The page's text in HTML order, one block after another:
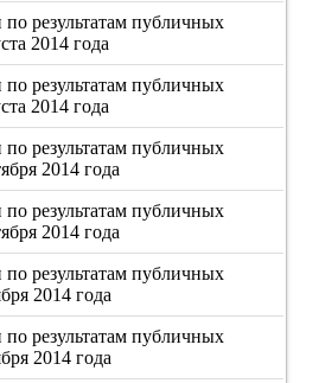
результатам публичных
2014 года
результатам публичных
2014 года
результатам публичных
2014 года
результатам публичных
2014 года
результатам публичных
2014 года
результатам публичных
2014 года